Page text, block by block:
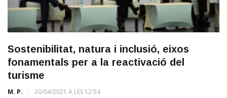
Sostenibilitat, natura i inclusió, eixos
fonamentals per a la reactivació del
turisme
M. P. 20/04/2021 A LES 12:54